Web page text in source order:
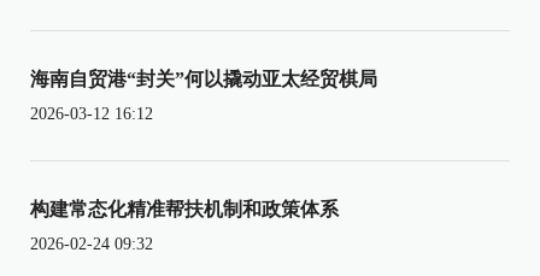
海南自贸港“封关”何以撬动亚太经贸棋局
2026-03-12 16:12
构建常态化精准帮扶机制和政策体系
2026-02-24 09:32